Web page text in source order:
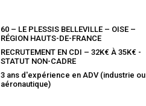
60 – LE PLESSIS BELLEVILLE – OISE –
RÉGION HAUTS-DE-FRANCE
RECRUTEMENT EN CDI – 32K€ À 35K€ -
STATUT NON-CADRE
3 ans d'expérience en ADV (industrie ou
aéronautique)